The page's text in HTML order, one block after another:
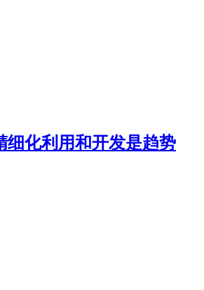
细化利用和开发是趋势